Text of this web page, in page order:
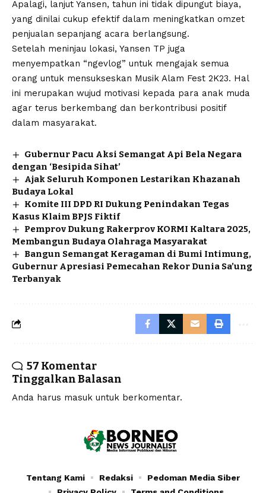
Apalagi, lanjut Yansen, tahun ini tidak dipungut biaya,
yang dinilai cukup efektif dalam meningkatkan omzet
penjualan sepanjang acara berlangsung.
Setelah meninjau lokasi, Yansen TP juga
menyempatkan “ngevlog” untuk mengajak semua
orang untuk mensukseskan Musik Alam Fest 2K23. Hal
ini merupakan wujud motivasi kepada para anak muda
agar terus berkembang dan berkontribusi positif
dalam masyarakat.
Gubernur Pacu Aksi Semangat Api Bela Negara
dengan ‘Besipida Sihat’
Ajak Seluruh Komponen Lestarikan Khazanah
Budaya Lokal
Komite III DPD RI Dukung Penindakan Tegas
Kasus Klaim BPJS Fiktif
Pemprov Dukung Rakerprov KORMI Kaltara 2025,
Membangun Budaya Olahraga Masyarakat
Bangun Semangat Keragaman di Bumi Intimung,
Gubernur Apresiasi Pemecahan Rekor Dunia Sa’ung
Terbanyak
57 Komentar
Tinggalkan Balasan
Anda harus masuk untuk berkomentar.
Tentang Kami Redaksi
Pedoman Media Siber